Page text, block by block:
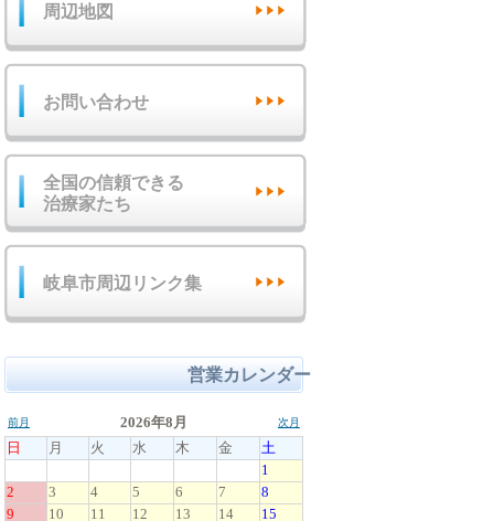
周辺地図
お問い合わせ
全国の信頼できる
治療家たち
岐阜市周辺リンク集
営業カレンダー